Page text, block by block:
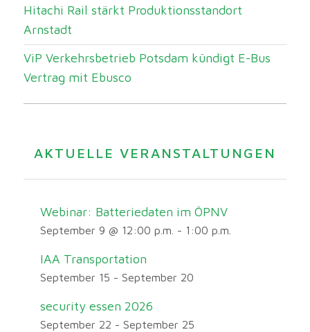
Hitachi Rail stärkt Produktionsstandort
Arnstadt
ViP Verkehrsbetrieb Potsdam kündigt E-Bus
Vertrag mit Ebusco
AKTUELLE VERANSTALTUNGEN
Webinar: Batteriedaten im ÖPNV
September 9 @ 12:00 p.m. - 1:00 p.m.
IAA Transportation
September 15 - September 20
security essen 2026
September 22 - September 25